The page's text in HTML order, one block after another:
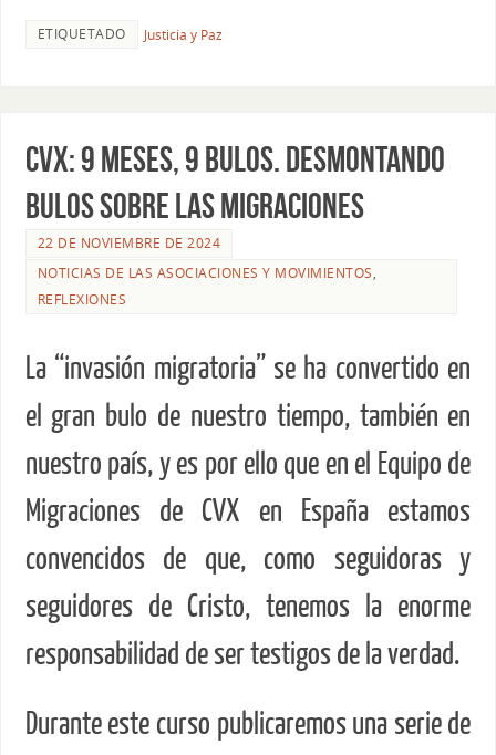
ETIQUETADO Justicia y Paz
CVX: 9 MESES, 9 BULOS. DESMONTANDO
BULOS SOBRE LAS MIGRACIONES
22 DE NOVIEMBRE DE 2024
NOTICIAS DE LAS ASOCIACIONES Y MOVIMIENTOS,
REFLEXIONES
La “invasión migratoria” se ha convertido en
el gran bulo de nuestro tiempo, también en
nuestro país, y es por ello que en el Equipo de
Migraciones de CVX en España estamos
convencidos de que, como seguidoras y
seguidores de Cristo, tenemos la enorme
responsabilidad de ser testigos de la verdad.
Durante este curso publicaremos una serie de